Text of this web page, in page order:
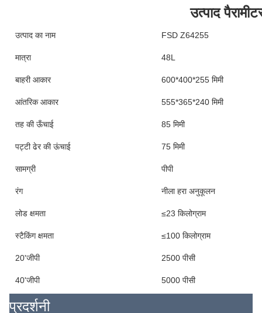
उत्पाद
उत्पाद का नाम FSD Z64255
मात्रा 48L
बाहरी आकार 600*400*255 मिमी
आंतरिक आकार 555*365*240 मिमी
तह की ऊँचाई 85 मिमी
पट्टी ढेर की ऊंचाई 75 मिमी
सामग्री पीपी
रंग नीला हरा अनुकूलन
लोड क्षमता ≤23 किलोग्राम
स्टैकिंग क्षमता ≤100 किलोग्राम
20'जीपी 2500 पीसी
40'जीपी 5000 पीसी
प्रदर्शनी